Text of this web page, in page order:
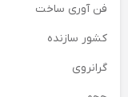
فن آوری ساخت
کشور سازنده
گرانروی